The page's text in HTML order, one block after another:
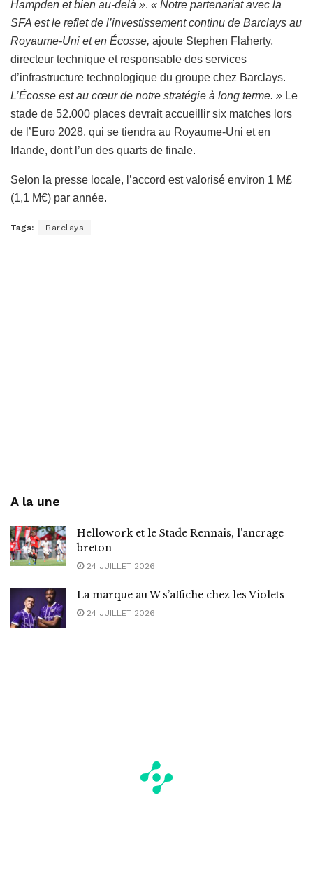
Hampden et bien au-delà ». « Notre partenariat avec la
SFA est le reflet de l’investissement continu de Barclays au
Royaume-Uni et en Écosse, ajoute Stephen Flaherty,
directeur technique et responsable des services
d’infrastructure technologique du groupe chez Barclays.
L’Écosse est au cœur de notre stratégie à long terme. » Le
stade de 52.000 places devrait accueillir six matches lors
de l’Euro 2028, qui se tiendra au Royaume-Uni et en
Irlande, dont l’un des quarts de finale.
Selon la presse locale, l’accord est valorisé environ 1 M£
(1,1 M€) par année.
Tags: Barclays
A la une
Hellowork et le Stade Rennais, l’ancrage
breton
24 JUILLET 2026
La marque au W s’affiche chez les Violets
24 JUILLET 2026